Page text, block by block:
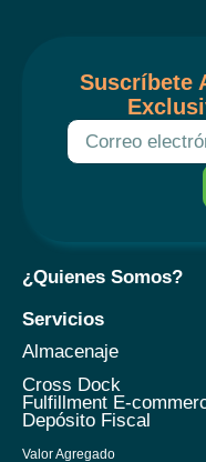
Suscríbete
¿Quienes Somos?
Servicios
Almacenaje
Cross Dock
Fulfillment E-
Depósito Fiscal
Valor Agregado